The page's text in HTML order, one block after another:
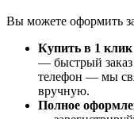
Вы можете оформить
Купить в 1 клик
— быстрый заказ
телефон — мы
вручную.
Полное